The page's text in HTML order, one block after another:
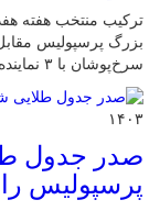
ترکیب منتخب هفته
بزرگ پرسپولیس
سرخ‌پوشان با ۳ نماینده بیشترین بازیکن را در ترکیب این هفته دارند.
۱۴۰۳
صدر جدول
پرسپولیس